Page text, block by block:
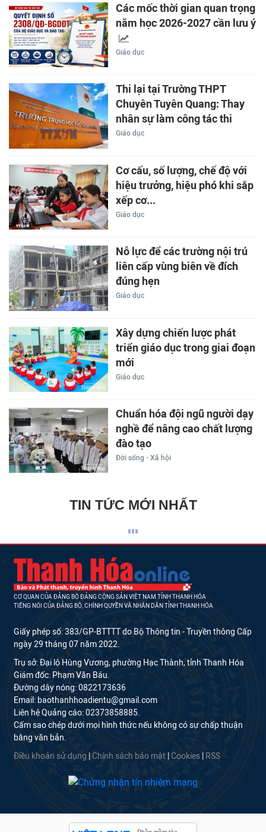
Các mốc thời gian quan trọng
năm học 2026-2027 cần lưu ý
Giáo dục
Thi lại tại Trường THPT
Chuyên Tuyên Quang: Thay
nhân sự làm công tác thi
Giáo dục
Cơ cấu, số lượng, chế độ với
hiệu trưởng, hiệu phó khi sắp
xếp cơ...
Giáo dục
Nỗ lực để các trường nội trú
liên cấp vùng biên về đích
đúng hẹn
Giáo dục
Xây dựng chiến lược phát
triển giáo dục trong giai đoạn
mới
Giáo dục
Chuẩn hóa đội ngũ người dạy
nghề để nâng cao chất lượng
đào tạo
Đời sống - Xã hội
TIN TỨC MỚI NHẤT
CƠ QUAN CỦA ĐẢNG BỘ ĐẢNG CỘNG SẢN VIỆT NAM TỈNH THANH HÓA
TIẾNG NÓI CỦA ĐẢNG BỘ, CHÍNH QUYỀN VÀ NHÂN DÂN TỈNH THANH HÓA
Giấy phép số: 383/GP-BTTTT do Bộ Thông tin - Truyền thông Cấp
ngày 29 tháng 07 năm 2022.
Trụ sở: Đại lộ Hùng Vương, phường Hạc Thành, tỉnh Thanh Hóa
Giám đốc: Phạm Văn Báu.
Đường dây nóng: 0822173636
Email: baothanhhoadientu@gmail.com
Liên hệ Quảng cáo: 02373858885.
Cấm sao chép dưới mọi hình thức nếu không có sự chấp thuận
bằng văn bản.
Điều khoản sử dụng Chính sách bảo mật Cookies RSS